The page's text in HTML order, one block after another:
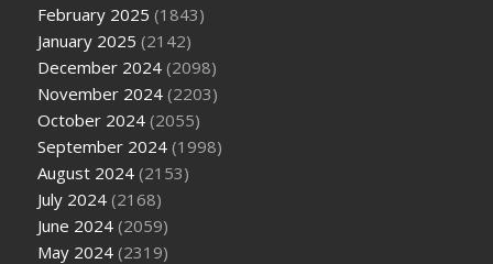
February 2025 (1843)
January 2025 (2142)
December 2024 (2098)
November 2024 (2203)
October 2024 (2055)
September 2024 (1998)
August 2024 (2153)
July 2024 (2168)
June 2024 (2059)
May 2024 (2319)